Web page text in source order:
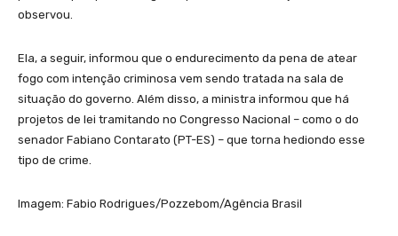
observou.
Ela, a seguir, informou que o endurecimento da pena de atear
fogo com intenção criminosa vem sendo tratada na sala de
situação do governo. Além disso, a ministra informou que há
projetos de lei tramitando no Congresso Nacional – como o do
senador Fabiano Contarato (PT-ES) – que torna hediondo esse
tipo de crime.
Imagem: Fabio Rodrigues/Pozzebom/Agência Brasil